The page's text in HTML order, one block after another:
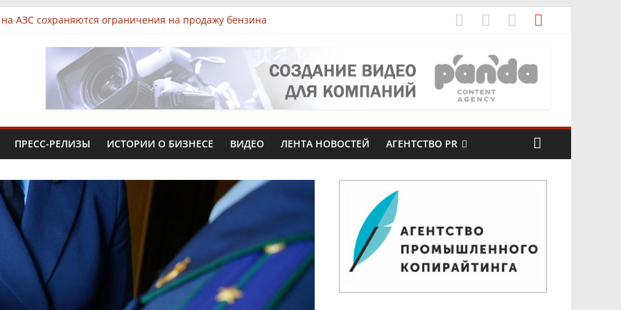
АЗС сохраняются ограничения на продажу бензина
«КУБ»: всё для роста в одной локации
увеличит производство африканского сома втрое
вложит 1,3 млрд рублей в производство в Чебоксарах
ПРЕСС-РЕЛИЗЫ ИСТОРИИ О БИЗНЕСЕ ВИДЕО ЛЕНТА НОВОСТЕЙ АГЕНТСТВО PR